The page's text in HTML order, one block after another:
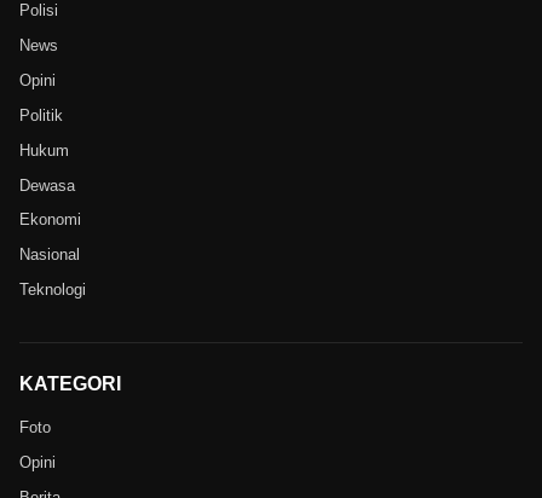
Polisi
News
Opini
Politik
Hukum
Dewasa
Ekonomi
Nasional
Teknologi
KATEGORI
Foto
Opini